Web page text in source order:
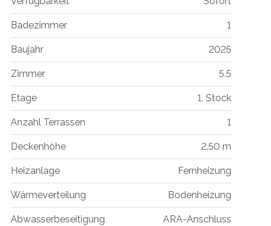
Badezimmer 1
Baujahr 2025
Zimmer 5.5
Etage 1. Stock
Anzahl Terrassen 1
Deckenhöhe 2.50 m
Heizanlage Fernheizung
Wärmeverteilung Bodenheizung
Abwasserbeseitigung ARA-Anschluss